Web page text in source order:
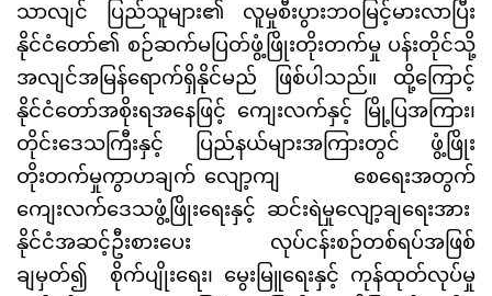
သာလျင် ပြည်သူများ၏ လူမှုစီးပွားဘဝမြင့်မားလာပြီး
နိုင်ငံတော်၏ စဉ်ဆက်မပြတ်ဖွံ့ဖြိုးတိုးတက်မှု ပန်းတိုင်သို့
အလျင်အမြန်ရောက်ရှိနိုင်မည် ဖြစ်ပါသည်။ ထို့ကြောင့်
နိုင်ငံတော်အစိုးရအနေဖြင့် ကျေးလက်နှင့် မြို့ပြအကြား၊
တိုင်းဒေသကြီးနှင့် ပြည်နယ်များအကြားတွင် ဖွံ့ဖြိုး
တိုးတက်မှုကွာဟချက် လျော့ကျ စေရေးအတွက်
ကျေးလက်ဒေသဖွံ့ဖြိုးရေးနှင့် ဆင်းရဲမှုလျော့ချရေးအား
နိုင်ငံအဆင့်ဦးစားပေး လုပ်ငန်းစဉ်တစ်ရပ်အဖြစ်
ချမှတ်၍ စိုက်ပျိုးရေး၊ မွေးမြူရေးနှင့် ကုန်ထုတ်လုပ်မှု